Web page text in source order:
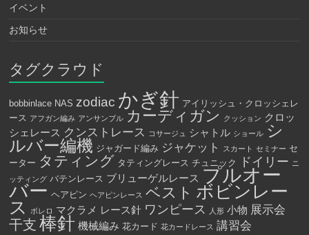
イベント
お知らせ
タグクラウド
bobbinlace NAS zodiac かぎ針 アイリッシュ・クロッシェレ
ース アフガン編み アンサンブル カーディガン クッション クロッ
シェレース クンストレース コサージュ シャトル ショール シ
ルバー編機 ジャガード編み ジャケット スカート セミナー セ
ーター タティング タティングレース チュニック ドイリー ニ
ッティング バテンレース ブリューゲルレース プルオー
バー ヘアピン ヘアピンレース ベスト ボビンレー
ス ボレロ マクラメ レース針 ワンピース 人形 小物 展示会
干支 棒針 機械編み 花カード 花カードレース 講習会